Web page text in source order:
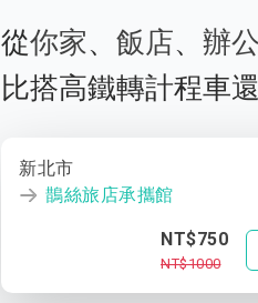
從你家、 飯店、 辦
比搭高鐵轉計程車
新北市
鵲絲旅店承攜館
NT$750
NT$1000